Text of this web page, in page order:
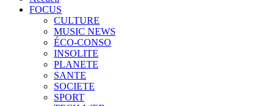
FOCUS
CULTURE
MUSIC NEWS
ÉCO-CONSO
INSOLITE
PLANETE
SANTE
SOCIETE
SPORT